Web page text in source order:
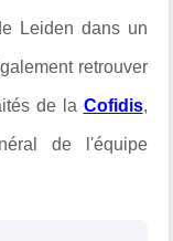
Leiden dans un
retrouver
de la Cofidis,
de l'équipe